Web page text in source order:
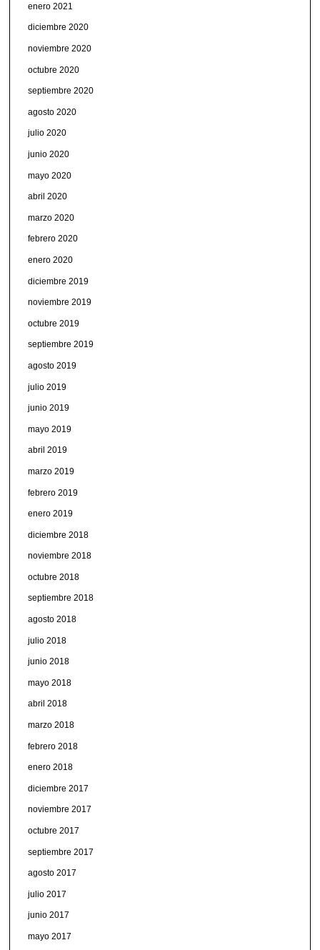
enero 2021
diciembre 2020
noviembre 2020
octubre 2020
septiembre 2020
agosto 2020
julio 2020
junio 2020
mayo 2020
abril 2020
marzo 2020
febrero 2020
enero 2020
diciembre 2019
noviembre 2019
octubre 2019
septiembre 2019
agosto 2019
julio 2019
junio 2019
mayo 2019
abril 2019
marzo 2019
febrero 2019
enero 2019
diciembre 2018
noviembre 2018
octubre 2018
septiembre 2018
agosto 2018
julio 2018
junio 2018
mayo 2018
abril 2018
marzo 2018
febrero 2018
enero 2018
diciembre 2017
noviembre 2017
octubre 2017
septiembre 2017
agosto 2017
julio 2017
junio 2017
mayo 2017